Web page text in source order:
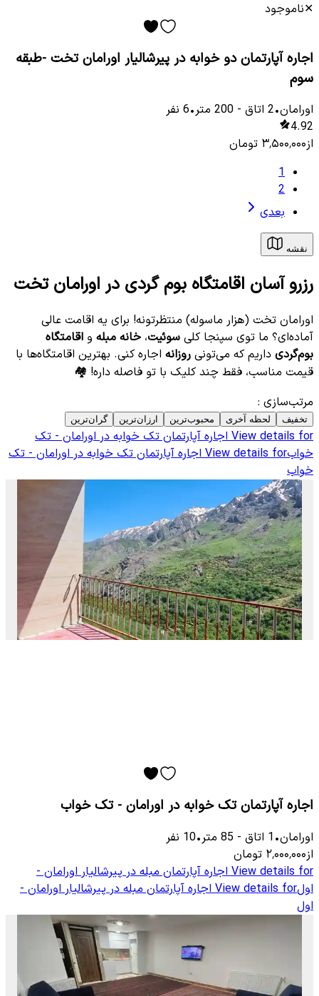
✕ناموجود
اجاره آپارتمان دو خوابه در پیرشالیار اورامان تخت -طبقه
سوم
اورامان•
2 اتاق -
200 متر•
6 نفر
4.92
از۳٬۵۰۰٬۰۰۰ تومان
1
2
بعدی
نقشه
رزرو آسان اقامتگاه بوم گردی در اورامان تخت
اورامان تخت (هزار ماسوله) منتظرتونه! برای یه اقامت عالی
آماده‌ای؟ ما توی سپنجا کلی سوئیت، خانه مبله و اقامتگاه
بوم‌گردی داریم که می‌تونی روزانه اجاره کنی. بهترین اقامتگاه‌ها با
قیمت مناسب، فقط چند کلیک با تو فاصله داره! 🏘️
مرتب‌سازی :
تخفیف لحظه آخری محبوب‌ترین ارزان‌ترین گران‌ترین
View details for اجاره آپارتمان تک خوابه در اورامان - تک
خوابView details for اجاره آپارتمان تک خوابه در اورامان - تک
خواب
اجاره آپارتمان تک خوابه در اورامان - تک خواب
اورامان•
1 اتاق -
85 متر•
10 نفر
از۲٬۰۰۰٬۰۰۰ تومان
View details for اجاره آپارتمان مبله در پیرشالیار اورامان -
اولView details for اجاره آپارتمان مبله در پیرشالیار اورامان -
اول